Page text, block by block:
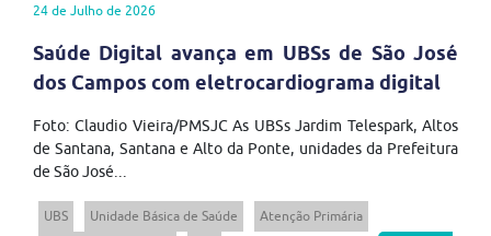
24 de Julho de 2026
Saúde Digital avança em UBSs de São José
dos Campos com eletrocardiograma digital
Foto: Claudio Vieira/PMSJC As UBSs Jardim Telespark, Altos
de Santana, Santana e Alto da Ponte, unidades da Prefeitura
de São José...
UBS Unidade Básica de Saúde
Atenção Primária